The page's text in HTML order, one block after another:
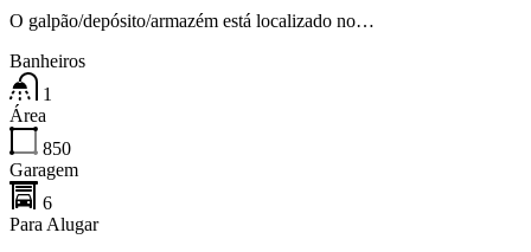
O galpão/depósito/armazém está localizado no…
Banheiros
1
Área
850
Garagem
6
Para Alugar